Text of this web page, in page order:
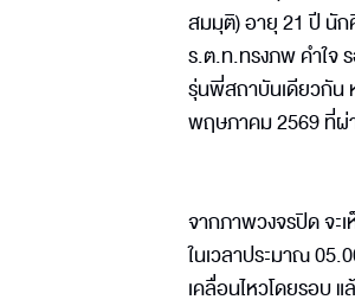
สมมุติ) อายุ 21 ปี นัก
ร.ต.ท.ทรงภพ คำใจ
รุ่นพี่สถาบันเดียวกัน
พฤษภาคม 2569 ที่ผ่
จากภาพวงจรปิด จะ
ในเวลาประมาณ
เคลื่อนไหวโดยรอบ